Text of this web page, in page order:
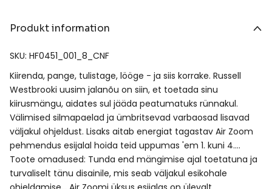
Produkt information
SKU: HF0451_001_8_CNF
Kiirenda, pange, tulistage, lööge - ja siis korrake. Russell
Westbrooki uusim jalanõu on siin, et toetada sinu
kiirusmängu, aidates sul jääda peatumatuks rünnakul.
Välimised silmapaelad ja ümbritsevad varbaosad lisavad
väljakul ohjeldust. Lisaks aitab energiat tagastav Air Zoom
pehmendus esijalal hoida teid uppumas 'em 1. kuni 4.…
Toote omadused: Tunda end mängimise ajal toetatuna ja
turvaliselt tänu disainile, mis seab väljakul esikohale